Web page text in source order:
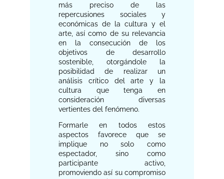
más preciso de las
repercusiones sociales y
económicas de la cultura y el
arte, así como de su relevancia
en la consecución de los
objetivos de desarrollo
sostenible, otorgándole la
posibilidad de realizar un
análisis crítico del arte y la
cultura que tenga en
consideración diversas
vertientes del fenómeno.
Formarle en todos estos
aspectos favorece que se
implique no solo como
espectador, sino como
participante activo,
promoviendo así su compromiso